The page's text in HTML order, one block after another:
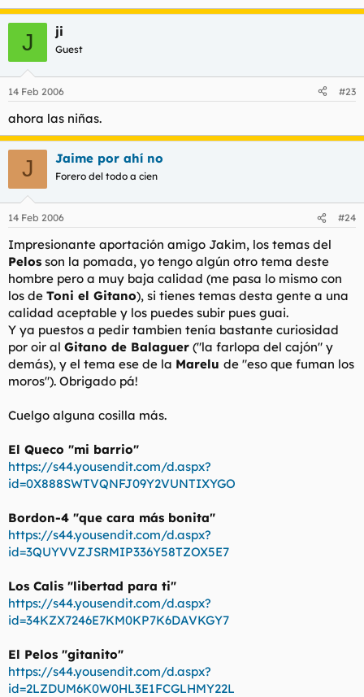
J ji
Guest
14 Feb 2006 #23
ahora las niñas.
J Jaime por ahí no
Forero del todo a cien
14 Feb 2006 #24
Impresionante aportación amigo Jakim, los temas del
Pelos son la pomada, yo tengo algún otro tema deste
hombre pero a muy baja calidad (me pasa lo mismo con
los de Toni el Gitano), si tienes temas desta gente a una
calidad aceptable y los puedes subir pues guai.
Y ya puestos a pedir tambien tenía bastante curiosidad
por oir al Gitano de Balaguer ("la farlopa del cajón" y
demás), y el tema ese de la Marelu de "eso que fuman los
moros"). Obrigado pá!
Cuelgo alguna cosilla más.
El Queco "mi barrio"
https://s44.yousendit.com/d.aspx?
id=0X888SWTVQNFJ09Y2VUNTIXYGO
Bordon-4 "que cara más bonita"
https://s44.yousendit.com/d.aspx?
id=3QUYVVZJSRMIP336Y58TZOX5E7
Los Calis "libertad para ti"
https://s44.yousendit.com/d.aspx?
id=34KZX7246E7KM0KP7K6DAVKGY7
El Pelos "gitanito"
https://s44.yousendit.com/d.aspx?
id=2LZDUM6K0W0HL3E1FCGLHMY22L